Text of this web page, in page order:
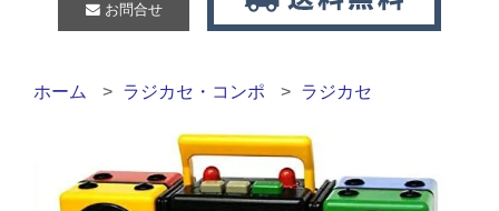
お問合せ
ホーム ラジカセ・コンポ ラジカセ